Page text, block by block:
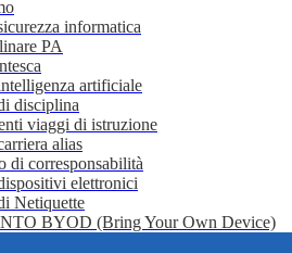
informatica
PA
artificiale
disciplina
viaggi di istruzione
alias
di corresponsabilità
elettronici
Netiquette
BYOD (Bring Your Own Device)